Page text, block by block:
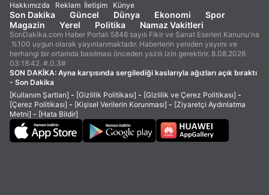
Hakkımızda Reklam İletişim Künye
Son Dakika Güncel Dünya Ekonomi
Spor
Magazin
Yerel Politika Namaz Vakitleri
SonDakika.com Haber Portalı 5846 sayılı Fikir ve Sanat Eserleri Kanunu'na
%100 uygun olarak yayınlanmaktadır. Haberlerin yeniden yayımı ve
herhangi bir ortamda basılması önceden yazılı izin gerektirir. 8.08.2026
03:18:42. #.0.3#
SON DAKİKA: Ayna karşısında sergilediği kaslarıyla ağızları açık bıraktı
- Son Dakika
[Kullanım Şartları] - [Gizlilik Politikası] - [Gizlilik ve Çerez Politikası] -
[Çerez Politikası] - [Kişisel Verilerin Korunması] - [Ziyaretçi Aydınlatma
Metni] - [Hata Bildir]